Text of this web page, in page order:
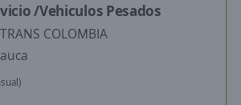
/Vehiculos Pesados
COLOMBIA